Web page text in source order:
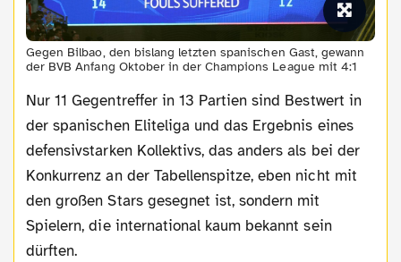
Gegen Bilbao, den bislang letzten spanischen Gast, gewann
der BVB Anfang Oktober in der Champions League mit 4:1
Nur 11 Gegentreffer in 13 Partien sind Bestwert in
der spanischen Eliteliga und das Ergebnis eines
defensivstarken Kollektivs, das anders als bei der
Konkurrenz an der Tabellenspitze, eben nicht mit
den großen Stars gesegnet ist, sondern mit
Spielern, die international kaum bekannt sein
dürften.